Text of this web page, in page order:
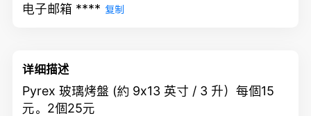
电子邮箱 **** 复制
详细描述
Pyrex 玻璃烤盤 (約 9x13 英寸 / 3 升）每個15
元。2個25元